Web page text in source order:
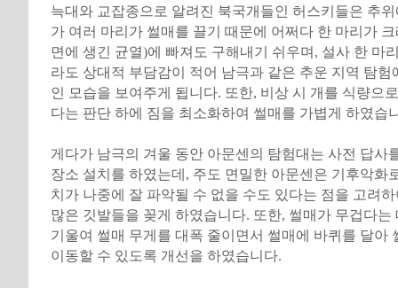
늑대와 교잡종으로 알려진 북국개들인 허스키들은 추
가 여러 마리가 썰매를 끌기 때문에 어쩌다 한 마리가
면에 생긴 균열)에 빠져도 구해내기 쉬우며, 설사 한 마
라도 상대적 부담감이 적어 남극과 같은 추운 지역 탐험
인 모습을 보여주게 됩니다. 또한, 비상 시 개를 식량으
다는 판단 하에 짐을 최소화하여 썰매를 가볍게 하였습
게다가 남극의 겨울 동안 아문센의 탐험대는 사전 답사
장소 설치를 하였는데, 주도 면밀한 아문센은 기후악화
치가 나중에 잘 파악될 수 없을 수도 있다는 점을 고려
많은 깃발들을 꽂게 하였습니다. 또한, 썰매가 무겁다는
기울여 썰매 무게를 대폭 줄이면서 썰매에 바퀴를 달아
이동할 수 있도록 개선을 하였습니다.